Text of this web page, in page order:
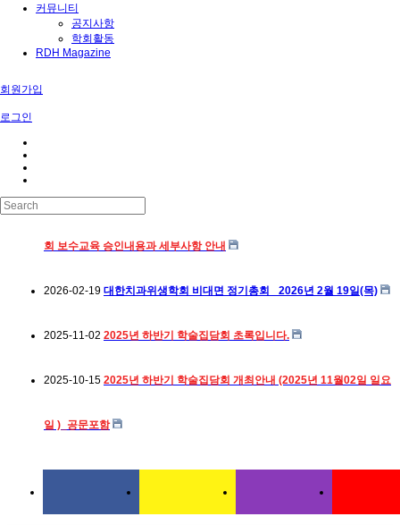
커뮤니티
공지사항
학회활동
RDH Magazine
회원가입
로그인
공지
2026-04-23 2026년 등록자들을 위한 대한치과위생학회 상반기 학술집담
회 보수교육 승인내용과 세부사항 안내
2026-02-19 대한치과위생학회 비대면 정기총회_ 2026년 2월 19일(목)
2025-11-02 2025년 하반기 학술집담회 초록입니다.
2025-10-15 2025년 하반기 학술집담회 개최안내 (2025년 11월02일 일요
일 )_공문포함